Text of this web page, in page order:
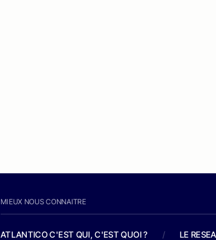
MIEUX NOUS CONNAITRE
ATLANTICO C'EST QUI, C'EST QUOI ? / LE